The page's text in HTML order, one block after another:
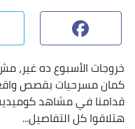
خروجات الأسبوع ده غير،
كمان مسرحيات بقصص
قدامنا في مشاهد
هتلاقوا كل التفاصيل...